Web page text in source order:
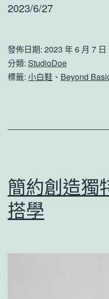
2023/6/27
發佈日期: 2023 年 6 月 7 日
分類: StudioDoe
標籤: 小白鞋 、 Beyond
簡約創造獨
搭學